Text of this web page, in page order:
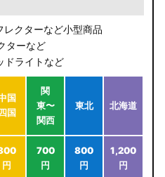
レクターなど小型商品
ターなど
ドライトなど
国
国
関
東〜
関西
東北 北海道
円
700
円
800
円
1,200
円